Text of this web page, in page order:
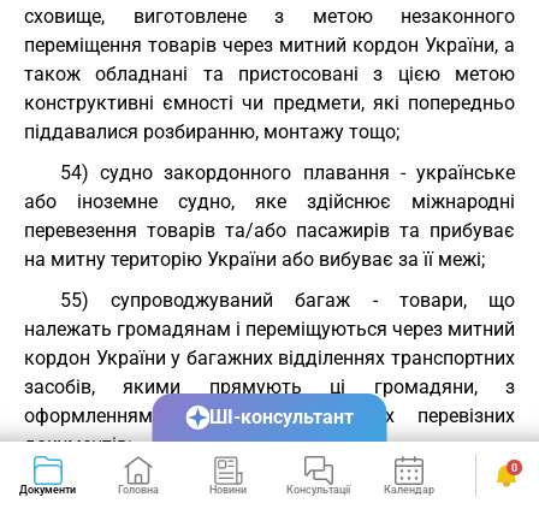
сховище, виготовлене з метою незаконного
переміщення товарів через митний кордон України, а
також обладнані та пристосовані з цією метою
конструктивні ємності чи предмети, які попередньо
піддавалися розбиранню, монтажу тощо;
54) судно закордонного плавання - українське
або іноземне судно, яке здійснює міжнародні
перевезення товарів та/або пасажирів та прибуває
на митну територію України або вибуває за її межі;
55) супроводжуваний багаж - товари, що
належать громадянам і переміщуються через митний
кордон України у багажних відділеннях транспортних
засобів, якими прямують ці громадяни, з
оформленням багажних або інших перевізних
документів;
56) тарифна квота - визначений обсяг товару, в
Документи Головна Новини Консультації Календар Сервіси
0
ШІ-консультант